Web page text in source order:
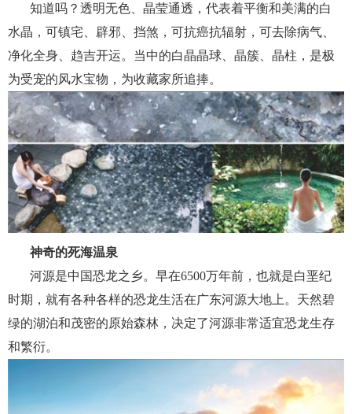
知道吗？透明无色、晶莹通透，代表着平衡和美满的白
水晶，可镇宅、辟邪、挡煞，可抗癌抗辐射，可去除病气、
净化全身、趋吉开运。当中的白晶晶球、晶簇、晶柱，是极
为受宠的风水宝物，为收藏家所追捧。
神奇的死海温泉
河源是中国恐龙之乡。早在6500万年前，也就是白垩纪
时期，就有各种各样的恐龙生活在广东河源大地上。天然碧
绿的湖泊和茂密的原始森林，决定了河源非常适宜恐龙生存
和繁衍。